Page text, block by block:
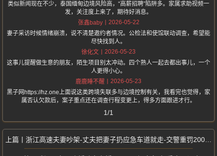
类似新闻现在不少，泰国缅甸边境风险高，“高薪招聘”陷阱多。家属求助视频一
发，关注度上来了，期待好消息。
张鑫baby
2026-05-22
妻子采访时候情绪崩溃，说不清楚邀约者情况。公检法和使馆联动调查，希望能
尽快找到人。
徐化文
2026-05-23
这事儿提醒做生意的朋友，陌生项目别太冲动。四个熟人一起去都出事儿，一个
人更得小心。
鹿鹿睡不醒
2026-05-23
黑子网https://hz.one上面说这类跨境失联多与边境控制有关，我看完也觉得，家
属否认欠款后，案子重点还在调查行程变更上，得多方面跟进才行。
1/1
浙江高速夫妻吵架-丈夫把妻子扔应急车道就走-交警重罚200元记9分